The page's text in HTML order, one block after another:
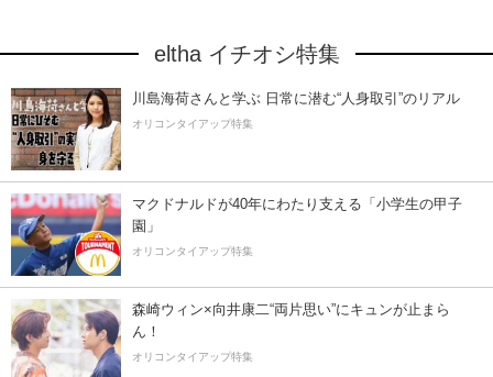
eltha イチオシ特集
川島海荷さんと学ぶ 日常に潜む“人身取引”のリアル
オリコンタイアップ特集
マクドナルドが40年にわたり支える「小学生の甲子
園」
オリコンタイアップ特集
森崎ウィン×向井康二“両片思い”にキュンが止まら
ん！
オリコンタイアップ特集